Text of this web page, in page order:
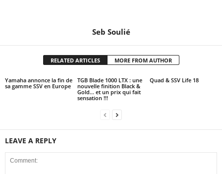
Seb Soulié
RELATED ARTICLES MORE FROM AUTHOR
Yamaha annonce la fin de
sa gamme SSV en Europe
TGB Blade 1000 LTX : une
nouvelle finition Black &
Gold… et un prix qui fait
sensation !!!
Quad & SSV Life 18
LEAVE A REPLY